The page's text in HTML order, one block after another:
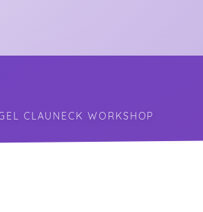
CLAUNECK WORKSHOP